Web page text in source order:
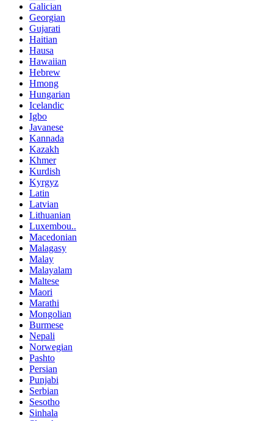
Galician
Georgian
Gujarati
Haitian
Hausa
Hawaiian
Hebrew
Hmong
Hungarian
Icelandic
Igbo
Javanese
Kannada
Kazakh
Khmer
Kurdish
Kyrgyz
Latin
Latvian
Lithuanian
Luxembou..
Macedonian
Malagasy
Malay
Malayalam
Maltese
Maori
Marathi
Mongolian
Burmese
Nepali
Norwegian
Pashto
Persian
Punjabi
Serbian
Sesotho
Sinhala